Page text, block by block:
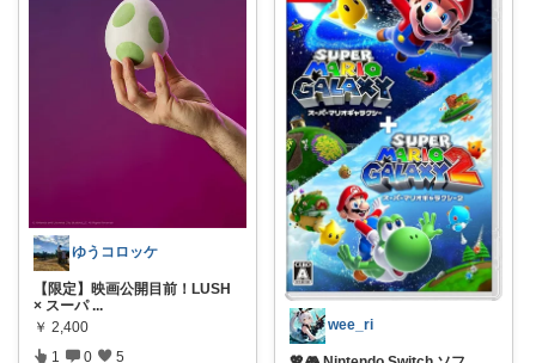
ゆうコロッケ
【限定】映画公開目前！LUSH
× スーパ ...
￥ 2,400
1 0 5
wee_ri